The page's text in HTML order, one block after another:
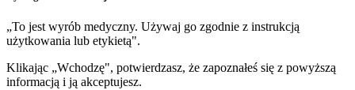
„To jest wyrób medyczny. Używaj go zgodnie z instrukcją
użytkowania lub etykietą".
Klikając „Wchodzę", potwierdzasz, że zapoznałeś się z powyższą
informacją i ją akceptujesz.